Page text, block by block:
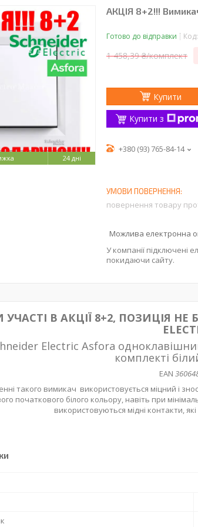
24 дні
АКЦІЯ 8+2!!!
Готово до відправки Код:
1 458,39 ₴/комплект
Купити
Купити з
+380 (93) 765-84-14
повернення товару
У компанії підключені
покидаючи сайту.
В АКЦІЇ 8+2, ПОЗИЦІЯ НЕ
Electric Asfora
комплекті
EAN
такого вимикач використовується міцний і
початкового білого кольору, навіть при
використовуються мідні контакти,